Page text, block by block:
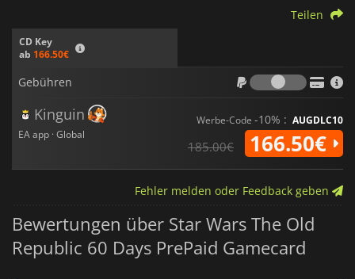
CD Key
ab 166.50€
Teilen
Gebühren
Kinguin
EA app · Global
Werbe-Code -10% : AUGDLC10
185.00€ 166.50€
Fehler melden oder Feedback geben
Bewertungen über Star Wars The Old
Republic 60 Days PrePaid Gamecard